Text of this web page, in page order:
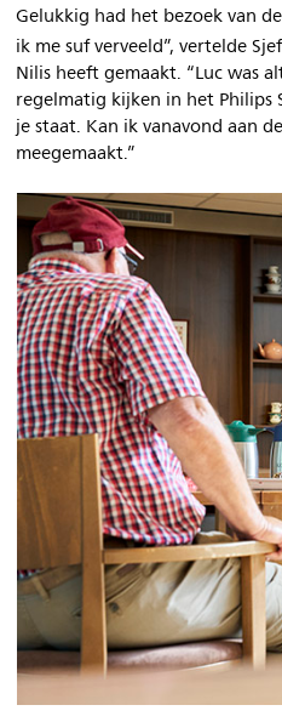
Gelukkig had het bezoek van
ik me suf verveeld”, vertelde
Nilis heeft gemaakt. “Luc was
regelmatig kijken in het Philips
je staat. Kan ik vanavond aan
meegemaakt.”